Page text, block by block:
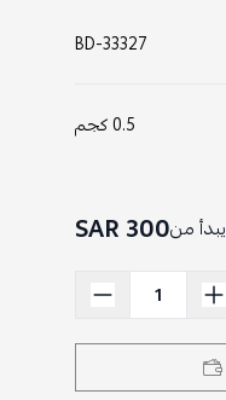
BD-33327
0.5 كجم
يبدأ من300 SAR